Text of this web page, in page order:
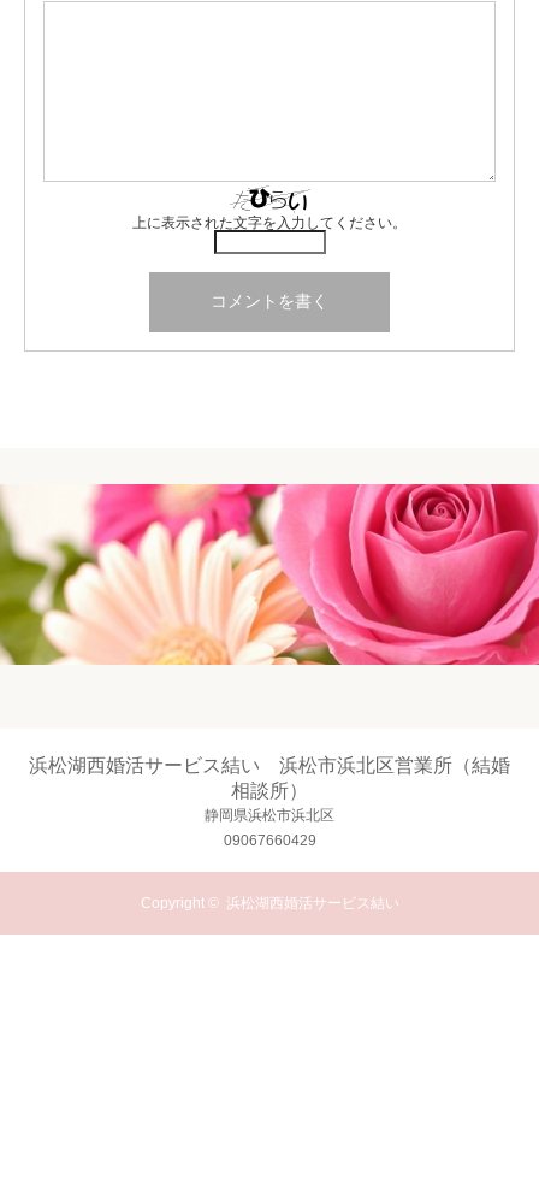
上に表示された文字を入力してください。
浜松湖西婚活サービス結い 浜松市浜北区営業所（結婚
相談所）
静岡県浜松市浜北区
09067660429
Copyright © 浜松湖西婚活サービス結い